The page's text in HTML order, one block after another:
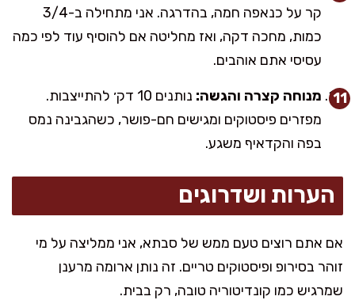
קר על כנאפה חמה, בהדרגה. אני מתחילה ב-3/4
כמות, מחכה דקה, ואז מחליטה אם להוסיף עוד לפי כמה
עסיסי אתם אוהבים.
מנוחה קצרה והגשה:
נותנים 10 דק׳ להתייצבות.
מפזרים פיסטוקים ומגישים חם-פושר, כשהגבינה נמס
בפה והקדאיף משגע.
הערות ושדרוגים
אם אתם רוצים טעם ממש של סבתא, אני ממליצה על מי
זוהר בסירופ ופיסטוקים טריים. זה נותן ארומה מרענן
שמרגיש כמו קונדיטוריה טובה, רק בבית.